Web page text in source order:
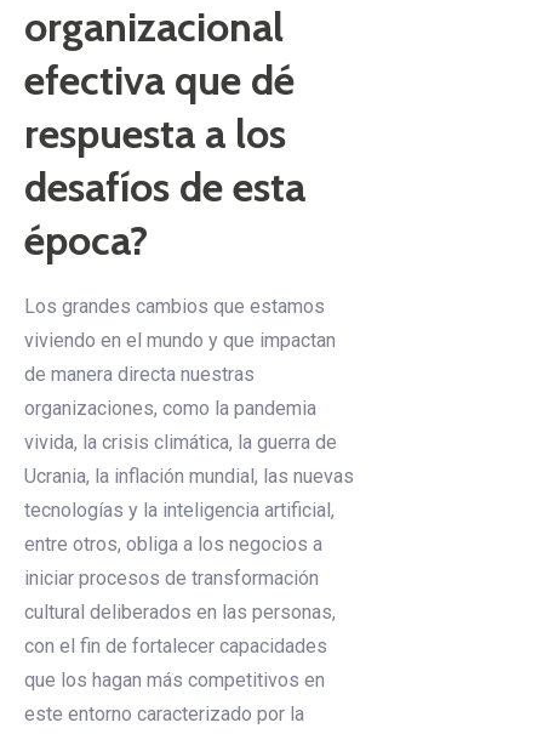
organizacional
efectiva que dé
respuesta a los
desafíos de esta
época?
Los grandes cambios que estamos
viviendo en el mundo y que impactan
de manera directa nuestras
organizaciones, como la pandemia
vivida, la crisis climática, la guerra de
Ucrania, la inflación mundial, las nuevas
tecnologías y la inteligencia artificial,
entre otros, obliga a los negocios a
iniciar procesos de transformación
cultural deliberados en las personas,
con el fin de fortalecer capacidades
que los hagan más competitivos en
este entorno caracterizado por la